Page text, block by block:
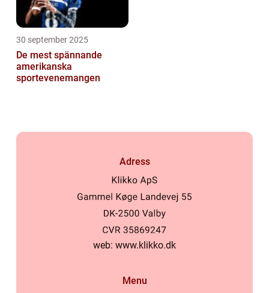
30 september 2025
De mest spännande
amerikanska
sportevenemangen
Adress
web: www.klikko.dk
Menu